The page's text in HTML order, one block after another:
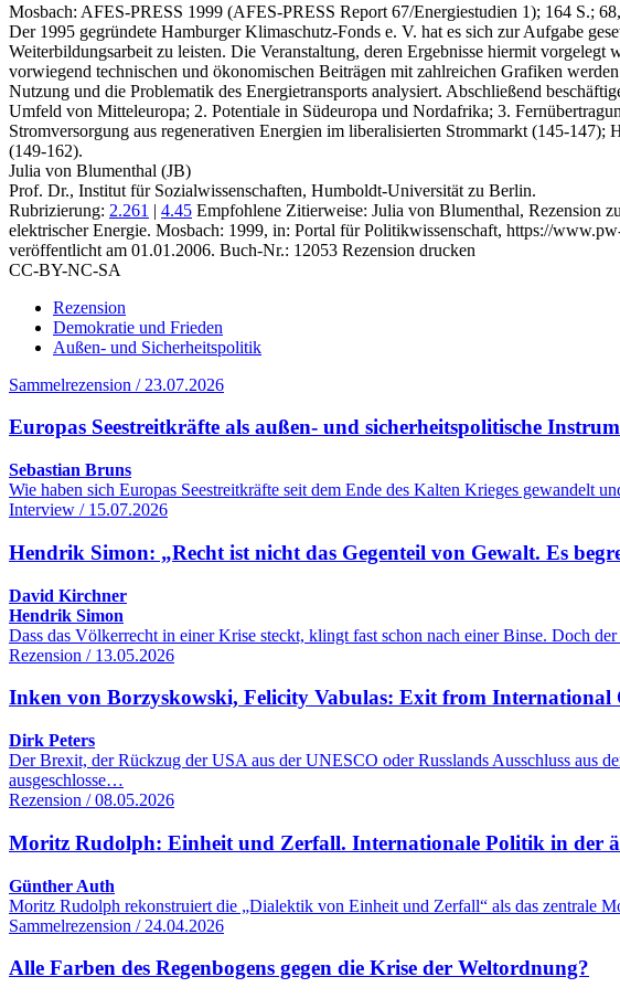
Mosbach: AFES-PRESS 1999 (AFES-PRESS Report 67/Energiestudien 1); 164 S.;
Der 1995 gegründete Hamburger Klimaschutz-Fonds e. V. hat es sich zur Aufgabe
Weiterbildungsarbeit zu leisten. Die Veranstaltung, deren Ergebnisse hiermit
vorwiegend technischen und ökonomischen Beiträgen mit zahlreichen Grafiken
Nutzung und die Problematik des Energietransports analysiert. Abschließend
Umfeld von Mitteleuropa; 2. Potentiale in Südeuropa und Nordafrika; 3.
Stromversorgung aus regenerativen Energien im liberalisierten Strommarkt (145-
(149-162).
Julia von Blumenthal (JB)
Prof. Dr., Institut für Sozialwissenschaften, Humboldt-Universität zu Berlin.
Rubrizierung: 2.261 | 4.45 Empfohlene Zitierweise: Julia von Blumenthal, Rezension
elektrischer Energie. Mosbach: 1999, in: Portal für Politikwissenschaft, https://
veröffentlicht am 01.01.2006. Buch-Nr.: 12053 Rezension drucken
CC-BY-NC-SA
Rezension
Demokratie und Frieden
Außen- und Sicherheitspolitik
Sammelrezension / 23.07.2026
Europas Seestreitkräfte als außen- und sicherheitspolitische
Sebastian Bruns
Wie haben sich Europas Seestreitkräfte seit dem Ende des Kalten Krieges gewandelt
Interview / 15.07.2026
Hendrik Simon: „Recht ist nicht das Gegenteil von Gewalt. Es
David Kirchner
Hendrik Simon
Dass das Völkerrecht in einer Krise steckt, klingt fast schon nach einer Binse. Doch
Rezension / 13.05.2026
Inken von Borzyskowski, Felicity Vabulas: Exit from
Dirk Peters
Der Brexit, der Rückzug der USA aus der UNESCO oder Russlands Ausschluss aus
ausgeschlosse…
Rezension / 08.05.2026
Moritz Rudolph: Einheit und Zerfall. Internationale Politik in der
Günther Auth
Moritz Rudolph rekonstruiert die „Dialektik von Einheit und Zerfall“ als das zentrale
Sammelrezension / 24.04.2026
Alle Farben des Regenbogens gegen die Krise der Weltordnung?